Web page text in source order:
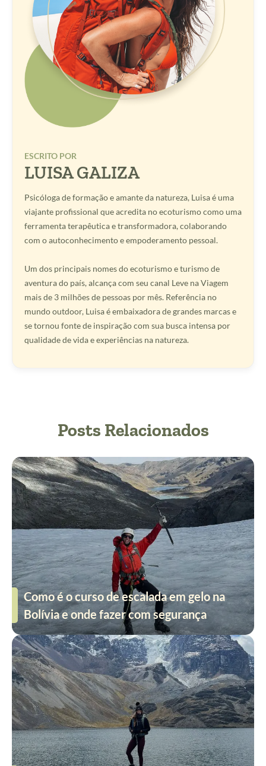
ESCRITO POR
LUISA GALIZA
Psicóloga de formação e amante da natureza, Luisa é uma
viajante profissional que acredita no ecoturismo como uma
ferramenta terapêutica e transformadora, colaborando
com o autoconhecimento e empoderamento pessoal.
Um dos principais nomes do ecoturismo e turismo de
aventura do país, alcança com seu canal Leve na Viagem
mais de 3 milhões de pessoas por mês. Referência no
mundo outdoor, Luisa é embaixadora de grandes marcas e
se tornou fonte de inspiração com sua busca intensa por
qualidade de vida e experiências na natureza.
Posts Relacionados
Como é o curso de escalada em gelo na
Bolívia e onde fazer com segurança